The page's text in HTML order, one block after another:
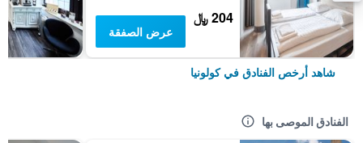
204 ﷼
عرض الصفقة
شاهد أرخص الفنادق في كولونيا
الفنادق الموصى بها